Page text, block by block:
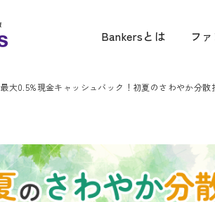
Bankersとは フ
最大0.5%現金キャッシュバック！初夏のさわやか分散